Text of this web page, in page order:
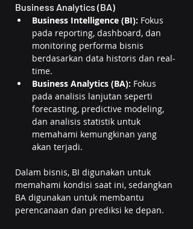
Business Analytics (BA)
Business Intelligence (BI): Fokus
pada reporting, dashboard, dan
monitoring performa bisnis
berdasarkan data historis dan real-
time.
Business Analytics (BA): Fokus
pada analisis lanjutan seperti
forecasting, predictive modeling,
dan analisis statistik untuk
memahami kemungkinan yang
akan terjadi.
Dalam bisnis, BI digunakan untuk
memahami kondisi saat ini, sedangkan
BA digunakan untuk membantu
perencanaan dan prediksi ke depan.